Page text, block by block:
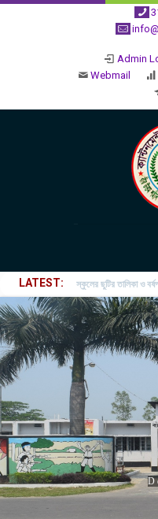
Admin
Webmail
LATEST ২০২৬ শিক্ষাবর্ষে ভর্তি